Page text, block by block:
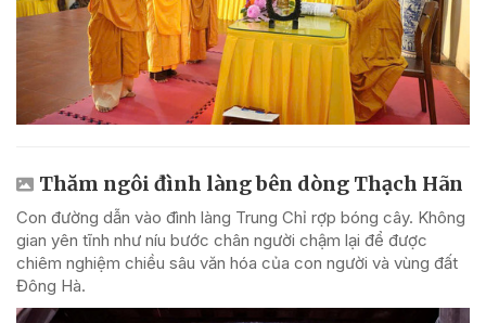
Thăm ngôi đình làng bên dòng Thạch Hãn
Con đường dẫn vào đình làng Trung Chỉ rợp bóng cây. Không
gian yên tĩnh như níu bước chân người chậm lại để được
chiêm nghiệm chiều sâu văn hóa của con người và vùng đất
Đông Hà.